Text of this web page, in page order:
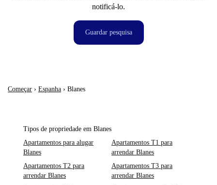
notificá-lo.
Guardar pesquisa
Começar › Espanha › Blanes
Tipos de propriedade em Blanes
Apartamentos para alugar
Blanes
Apartamentos T1 para
arrendar Blanes
Apartamentos T2 para
arrendar Blanes
Apartamentos T3 para
arrendar Blanes